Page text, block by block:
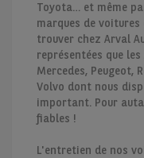
Toyota… et même
marques de voitures
trouver chez Arval
représentées que
Mercedes, Peugeot,
Volvo dont nous
important. Pour
fiables !
L'entretien de nos